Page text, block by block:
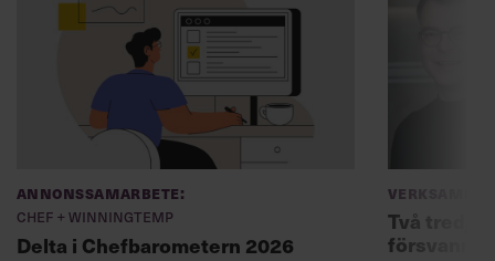
Annonssamarbete:
Chef + Winningtemp
Delta i Chefbarometern 2026
Två
försvann